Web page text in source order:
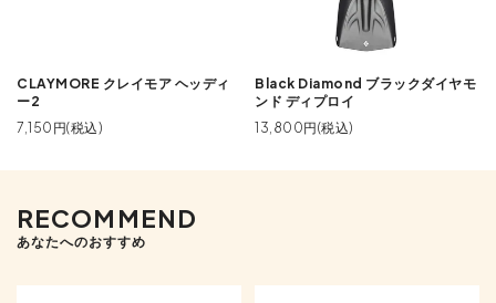
CLAYMORE クレイモア ヘッディ
ー2
7,150円(税込)
Black Diamond ブラックダイヤモ
ンド ディプロイ
13,800円(税込)
RECOMMEND
あなたへのおすすめ